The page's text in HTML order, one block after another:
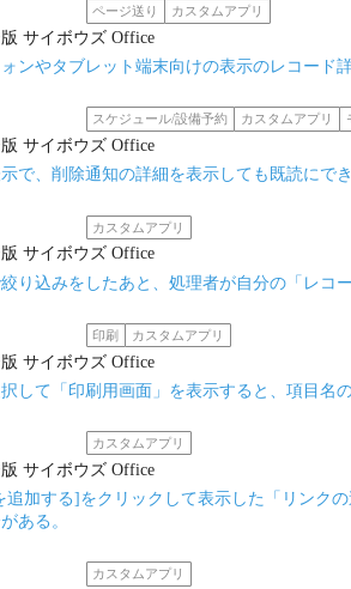
ページ送り カスタムアプリ
サイボウズ Office
ンやタブレット端末向けの表示のレコード
スケジュール/設備予約 カスタムアプリ
サイボウズ Office
で、削除通知の詳細を表示しても既読にでき
カスタムアプリ
サイボウズ Office
絞り込みをしたあと、処理者が自分の「レコ
印刷 カスタムアプリ
サイボウズ Office
して「印刷用画面」を表示すると、項目名
カスタムアプリ
サイボウズ Office
追加する]をクリックして表示した「リンク
ある。
カスタムアプリ